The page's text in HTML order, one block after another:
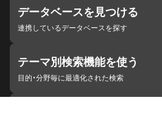
データベースを見つける
連携しているデータベースを探す
テーマ別検索機能を使う
目的・分野毎に最適化された検索